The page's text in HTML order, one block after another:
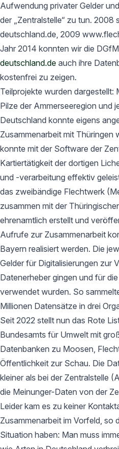
Aufwendung privater Gelder
der „Zentralstelle“ zu tun.
deutschland.de, 2009
Jahr 2014 konnten wir die
deutschland.de auch ihre
kostenfrei zu zeigen.
Teilprojekte wurden dargestellt:
Pilze der Ammerseeregion und
Deutschland konnte eigens
Zusammenarbeit mit Thüringen
konnte mit der Software der
Kartiertätigkeit der dortigen
und -verarbeitung effektiv
das zweibändige Flechtwerk
zusammen mit der
ehrenamtlich erstellt und
Aufrufe zur Zusammenarbeit
Bayern realisiert werden. Die
Gelder für Digitalisierungen zur
Datenerheber gingen und für
verwendet wurden. So
Millionen Datensätze in drei
Seit 2022 stellt nun das Rote
Bundesamts für Umwelt mit
Datenbanken zu Moosen,
Öffentlichkeit zur Schau. Die
kleiner als bei der Zentralstelle
die Meinunger-Daten von der
Leider kam es zu keiner
Zusammenarbeit im Vorfeld, so
Situation haben: Man muss